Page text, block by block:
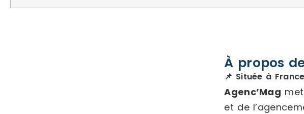
À propos
📌 Située à
Agenc’Mag
et de